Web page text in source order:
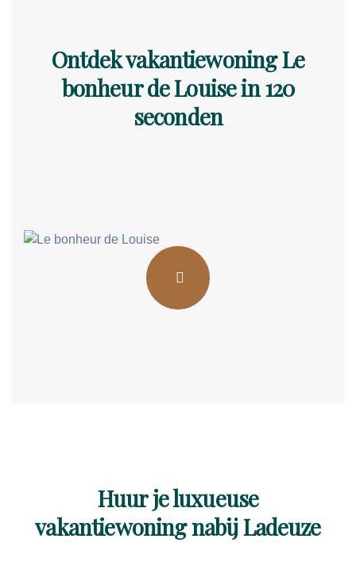
Ontdek vakantiewoning Le
bonheur de Louise in 120
seconden
Huur je luxueuse
vakantiewoning nabij Ladeuze